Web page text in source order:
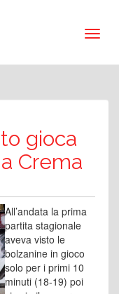
gioca
Crema
All’andata la prima
partita stagionale
aveva visto le
bolzanine in gioco
solo per i primi 10
minuti (18-19) poi